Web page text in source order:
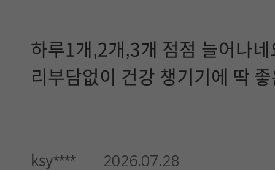
하루1개,2개,3개 점점 늘어나
리부담없이 건강 챙기기에 딱
ksy**** 2026.07.28